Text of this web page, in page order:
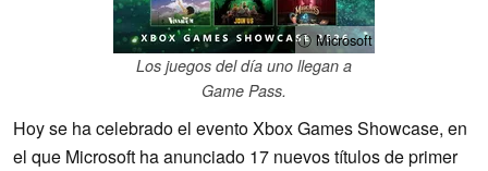
ⓘ Microsoft
Los juegos del día uno llegan a
Game Pass.
Hoy se ha celebrado el evento Xbox Games Showcase, en
el que Microsoft ha anunciado 17 nuevos títulos de primer